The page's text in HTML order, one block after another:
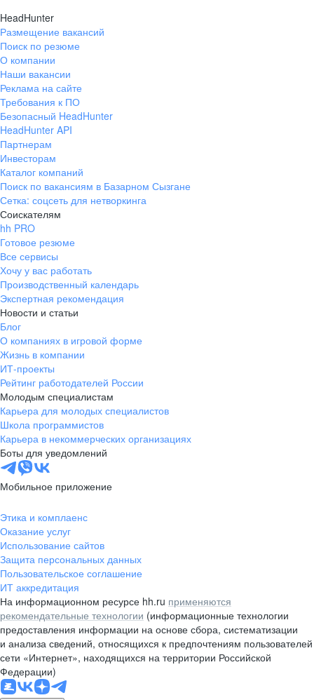
HeadHunter
Размещение вакансий
Поиск по резюме
О компании
Наши вакансии
Реклама на сайте
Требования к ПО
Безопасный HeadHunter
HeadHunter API
Партнерам
Инвесторам
Каталог компаний
Поиск по вакансиям в Базарном Сызгане
Сетка: соцсеть для нетворкинга
Соискателям
hh PRO
Готовое резюме
Все сервисы
Хочу у вас работать
Производственный календарь
Экспертная рекомендация
Новости и статьи
Блог
О компаниях в игровой форме
Жизнь в компании
ИТ-проекты
Рейтинг работодателей России
Молодым специалистам
Карьера для молодых специалистов
Школа программистов
Карьера в некоммерческих организациях
Боты для уведомлений
Мобильное приложение
Этика и комплаенс
Оказание услуг
Использование сайтов
Защита персональных данных
Пользовательское соглашение
ИТ аккредитация
На информационном ресурсе hh.ru применяются
рекомендательные технологии (информационные технологии
предоставления информации на основе сбора, систематизации
и анализа сведений, относящихся к предпочтениям пользователей
сети «Интернет», находящихся на территории Российской
Федерации)